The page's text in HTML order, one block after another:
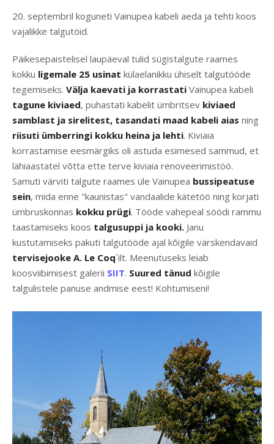
20. septembril koguneti Vainupea kabeli aeda ja tehti koos
vajalikke talgutöid.
Päikesepaistelisel laupäeval tulid sügistalgute raames
kokku ligemale 25 usinat külaelanikku ühiselt talgutööde
tegemiseks. Välja kaevati ja korrastati Vainupea kabeli
tagune kiviaed, puhastati kabelit ümbritsev kiviaed
samblast ja sirelitest, tasandati maad kabeli aias ning
riisuti ümberringi kokku heina ja lehti. Kiviaia
korrastamise eesmärgiks oli astuda esimesed sammud, et
lähiaastatel võtta ette terve kiviaia renoveerimistöö.
Samuti värviti talgute raames üle Vainupea bussipeatuse
sein, mida enne "kaunistas" vandaalide kätetöö ning korjati
ümbruskonnas kokku prügi. Tööde vahepeal söödi rammu
taastamiseks koos talgusuppi ja kooki. Janu
kustutamiseks pakuti talgutööde ajal kõigile värskendavaid
tervisejooke A. Le Coq`ilt. Meenutuseks leiab
koosviibimisest galerii SIIT. Suured tänud kõigile
talgulistele panuse andmise eest! Kohtumiseni!